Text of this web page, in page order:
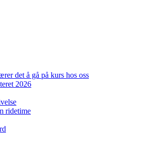
det å gå på kurs hos oss
2026
ridetime